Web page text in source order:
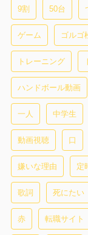
9割 50台
ゲーム ゴルゴ
トレーニング
ハンドボール動画
一人 中学生
動画視聴 口
嫌いな理由 定
歌詞 死にたい
赤 転職サイト